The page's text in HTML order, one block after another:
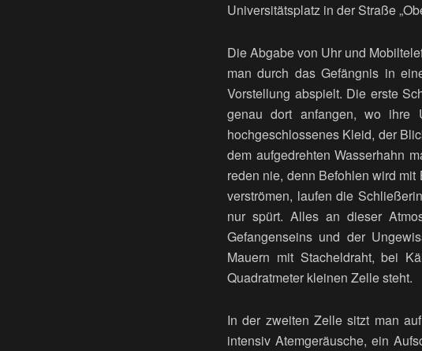
Universitätsplatz in der Straße
Die Abgabe von Uhr und
man durch das Gefängnis in
Vorstellung abspielt. Die erste
genau dort anfangen, wo ihre
hochgeschlossenes Kleid, der
dem aufgedrehten Wasserhahn
reden nie, denn Befohlen wird
verströmen, laufen die
nur spürt. Alles an dieser
Gefangenseins und der
Mauern mit Stacheldraht, bei
Quadratmeter kleinen Zelle steht.
In der zweiten Zelle sitzt man
intensiv Atemgeräusche, ein